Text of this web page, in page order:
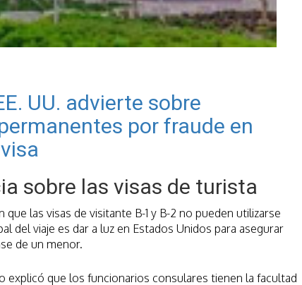
UU. advierte sobre
por fraude en
sobre las visas de turista
las visas de visitante B-1 y B-2 no pueden utilizarse
del viaje es dar a luz en Estados Unidos para asegurar
de un menor.
explicó que los funcionarios consulares tienen la facultad